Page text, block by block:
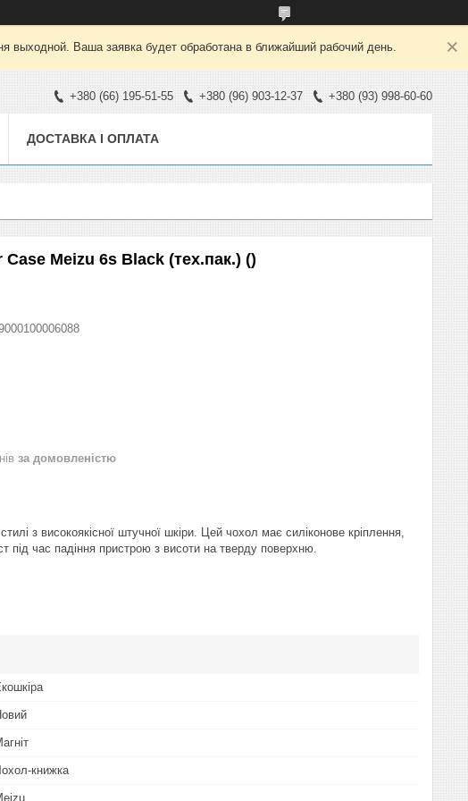
выходной. Ваша заявка будет обработана в ближайший рабочий день.
+380 (66) 195-51-55 +380 (96) 903-12-37 +380 (93) 998-60-60
ДОСТАВКА І ОПЛАТА
Meizu 6s Black (тех.пак.) ()
за домовленістю
з високоякісної штучної шкіри. Цей чохол має силіконове кріплення,
час падіння пристрою з висоти на тверду поверхню.
книжка